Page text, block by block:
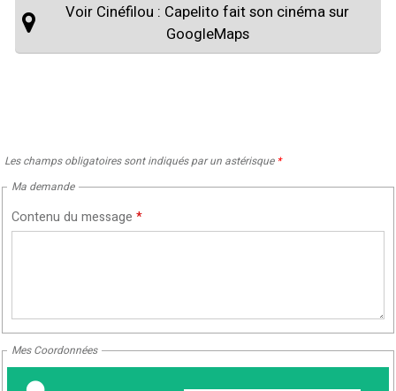
Voir Cinéfilou : Capelito fait son cinéma sur
GoogleMaps
Les champs obligatoires sont indiqués par un astérisque *
Ma demande
Contenu du message *
Mes Coordonnées